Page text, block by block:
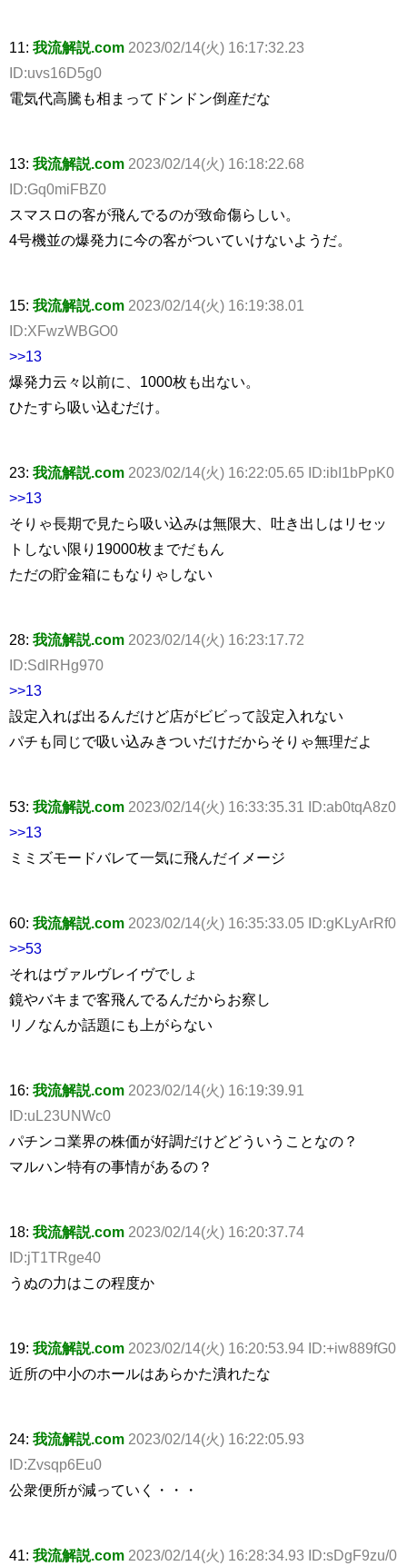
11: 我流解説.com 2023/02/14(火) 16:17:32.23
ID:uvs16D5g0
電気代高騰も相まってドンドン倒産だな
13: 我流解説.com 2023/02/14(火) 16:18:22.68
ID:Gq0miFBZ0
スマスロの客が飛んでるのが致命傷らしい。
4号機並の爆発力に今の客がついていけないようだ。
15: 我流解説.com 2023/02/14(火) 16:19:38.01
ID:XFwzWBGO0
>>13
爆発力云々以前に、1000枚も出ない。
ひたすら吸い込むだけ。
23: 我流解説.com 2023/02/14(火) 16:22:05.65 ID:ibI1bPpK0
>>13
そりゃ長期で見たら吸い込みは無限大、吐き出しはリセッ
トしない限り19000枚までだもん
ただの貯金箱にもなりゃしない
28: 我流解説.com 2023/02/14(火) 16:23:17.72
ID:SdlRHg970
>>13
設定入れば出るんだけど店がビビって設定入れない
パチも同じで吸い込みきついだけだからそりゃ無理だよ
53: 我流解説.com 2023/02/14(火) 16:33:35.31 ID:ab0tqA8z0
>>13
ミミズモードバレて一気に飛んだイメージ
60: 我流解説.com 2023/02/14(火) 16:35:33.05 ID:gKLyArRf0
>>53
それはヴァルヴレイヴでしょ
鏡やバキまで客飛んでるんだからお察し
リノなんか話題にも上がらない
16: 我流解説.com 2023/02/14(火) 16:19:39.91
ID:uL23UNWc0
パチンコ業界の株価が好調だけどどういうことなの？
マルハン特有の事情があるの？
18: 我流解説.com 2023/02/14(火) 16:20:37.74
ID:jT1TRge40
うぬの力はこの程度か
19: 我流解説.com 2023/02/14(火) 16:20:53.94 ID:+iw889fG0
近所の中小のホールはあらかた潰れたな
24: 我流解説.com 2023/02/14(火) 16:22:05.93
ID:Zvsqp6Eu0
公衆便所が減っていく・・・
41: 我流解説.com 2023/02/14(火) 16:28:34.93 ID:sDgF9zu/0